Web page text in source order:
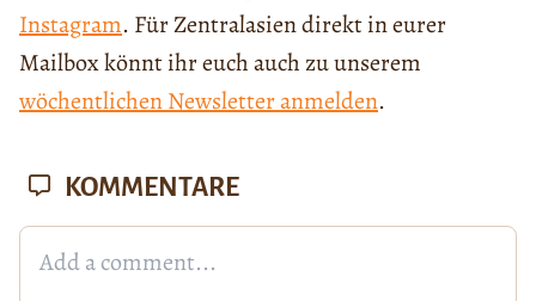
Instagram. Für Zentralasien direkt in eurer
Mailbox könnt ihr euch auch zu unserem
wöchentlichen Newsletter anmelden.
KOMMENTARE